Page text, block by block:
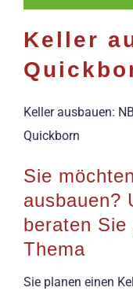
Keller
Keller ausbauen:
Quickborn
Sie
ausbauen?
beraten Sie
Thema
Sie planen einen